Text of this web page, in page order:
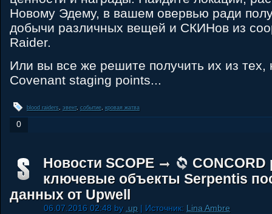
Новому Эдему, в вашем овервью ради
добычи различных вещей и СКИНов из
Raider.
Или вы все же решите получить их из тех,
Covenant staging points...
blood raiders, эвент, событие, кровая жатва
0
Новости SCOPE
ключевые объекты Serpentis
данных от Upwell
06.07.2016 02:48 by .up | Источник: Lina Ambre